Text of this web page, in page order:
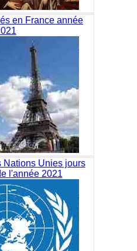
en France année
Nations Unies jours
l'année 2021